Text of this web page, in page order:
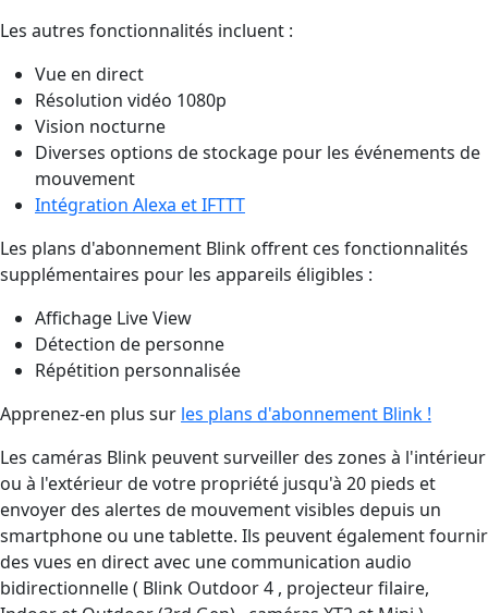
Les autres fonctionnalités incluent :
Vue en direct
Résolution vidéo 1080p
Vision nocturne
Diverses options de stockage pour les événements de
mouvement
Intégration Alexa et IFTTT
Les plans d'abonnement Blink offrent ces fonctionnalités
supplémentaires pour les appareils éligibles :
Affichage Live View
Détection de personne
Répétition personnalisée
Apprenez-en plus sur les plans d'abonnement Blink !
Les caméras Blink peuvent surveiller des zones à l'intérieur
ou à l'extérieur de votre propriété jusqu'à 20 pieds et
envoyer des alertes de mouvement visibles depuis un
smartphone ou une tablette. Ils peuvent également fournir
des vues en direct avec une communication audio
bidirectionnelle ( Blink Outdoor 4 , projecteur filaire,